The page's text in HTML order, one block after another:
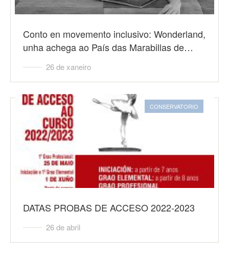
Conto en movemento inclusivo: Wonderland,
unha achega ao País das Marabillas de…
26 de xaneiro
CONSERVATORIO
DATAS PROBAS DE ACCESO 2022-2023
26 de abril